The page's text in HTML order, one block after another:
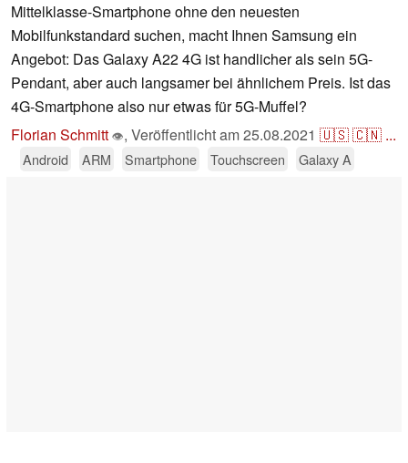
Mittelklasse-Smartphone ohne den neuesten
Mobilfunkstandard suchen, macht Ihnen Samsung ein
Angebot: Das Galaxy A22 4G ist handlicher als sein 5G-
Pendant, aber auch langsamer bei ähnlichem Preis. Ist das
4G-Smartphone also nur etwas für 5G-Muffel?
Florian Schmitt 👁, Veröffentlicht am25.08.2021 🇺🇸🇨🇳 ...
Android ARM Smartphone Touchscreen Galaxy A